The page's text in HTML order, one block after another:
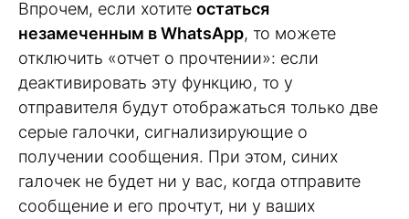
Впрочем, если хотите остаться
незамеченным в WhatsApp, то можете
отключить «отчет о прочтении»: если
деактивировать эту функцию, то у
отправителя будут отображаться только две
серые галочки, сигнализирующие о
получении сообщения. При этом, синих
галочек не будет ни у вас, когда отправите
сообщение и его прочтут, ни у ваших